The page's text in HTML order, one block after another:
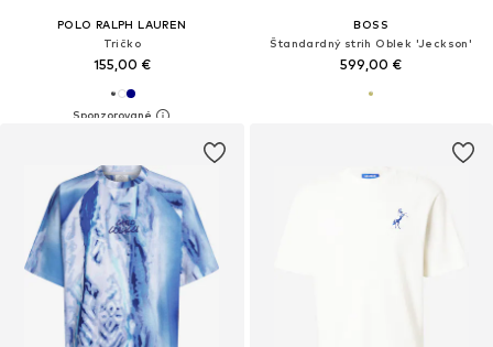
POLO RALPH LAUREN
Tričko
155,00 €
BOSS
Štandardný strih Oblek 'Jeckson'
599,00 €